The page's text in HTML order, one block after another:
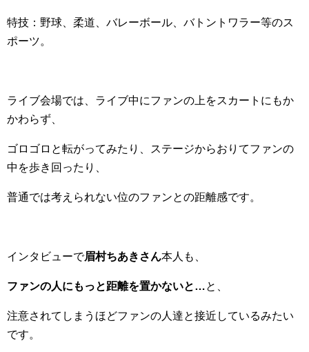
特技：野球、柔道、バレーボール、バトントワラー等のス
ポーツ。
ライブ会場では、ライブ中にファンの上をスカートにもか
かわらず、
ゴロゴロと転がってみたり、ステージからおりてファンの
中を歩き回ったり、
普通では考えられない位のファンとの距離感です。
インタビューで眉村ちあきさん本人も、
ファンの人にもっと距離を置かないと…と、
注意されてしまうほどファンの人達と接近しているみたい
です。